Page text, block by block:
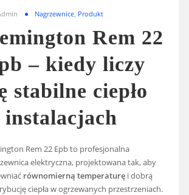
Nagrzewnice Produkt
Rem 22
– kiedy liczy
stabilne ciepło
instalacjach
Rem 22 Epb to profesjonalna
elektryczna, projektowana tak, aby
równomierną temperaturę i dobrą
ciepła w ogrzewanych przestrzeniach.